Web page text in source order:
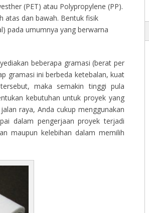
(PET) atau Polypropylene (PP).
atas dan bawah. Bentuk fisik
pada umumnya yang berwarna
beberapa gramasi (berat per
gramasi ini berbeda ketebalan, kuat
maka semakin tinggi pula
kebutuhan untuk proyek yang
raya, Anda cukup menggunakan
dalam pengerjaan proyek terjadi
maupun kelebihan dalam memilih